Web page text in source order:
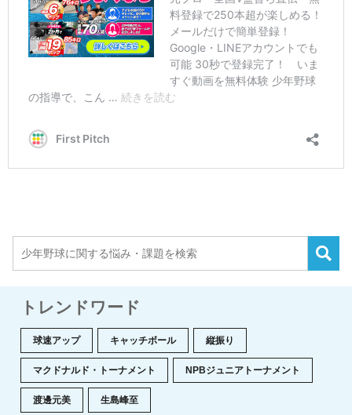
トレンドワード
球速アップ キャッチボール 縦振り
マクドナルド・トーナメント NPBジュニアトーナメント
渡邊元美 生島峰至